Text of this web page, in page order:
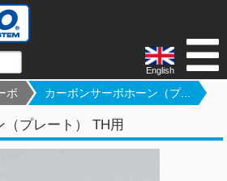
English
ボ カーボンサーボホーン（プ...
プレート） TH用